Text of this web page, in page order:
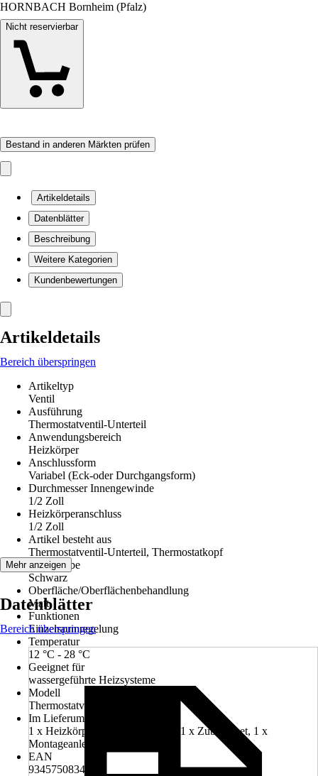
HORNBACH Bornheim (Pfalz)
Nicht reservierbar
Bestand in anderen Märkten prüfen
Artikeldetails
Datenblätter
Beschreibung
Weitere Kategorien
Kundenbewertungen
Artikeldetails
Bereich überspringen
Artikeltyp
Ventil
Ausführung
Thermostatventil-Unterteil
Anwendungsbereich
Heizkörper
Anschlussform
Variabel (Eck-oder Durchgangsform)
Durchmesser Innengewinde
1/2 Zoll
Heizkörperanschluss
1/2 Zoll
Artikel besteht aus
Thermostatventil-Unterteil, Thermostatkopf
Grundfarbe
Schwarz
Oberfläche/Oberflächenbehandlung
Matt
Funktionen
Einzelraumregelung
Temperatur
12 °C - 28 °C
Geeignet für
wassergeführte Heizsysteme
Modell
Thermostatventil
Im Lieferumfang enthalten
1 x Heizkörper-Thermostatventil, 1 x Zubehörset, 1 x
Montageanleitung
EAN
9345750834415
Mehr anzeigen
Datenblätter
Bereich überspringen